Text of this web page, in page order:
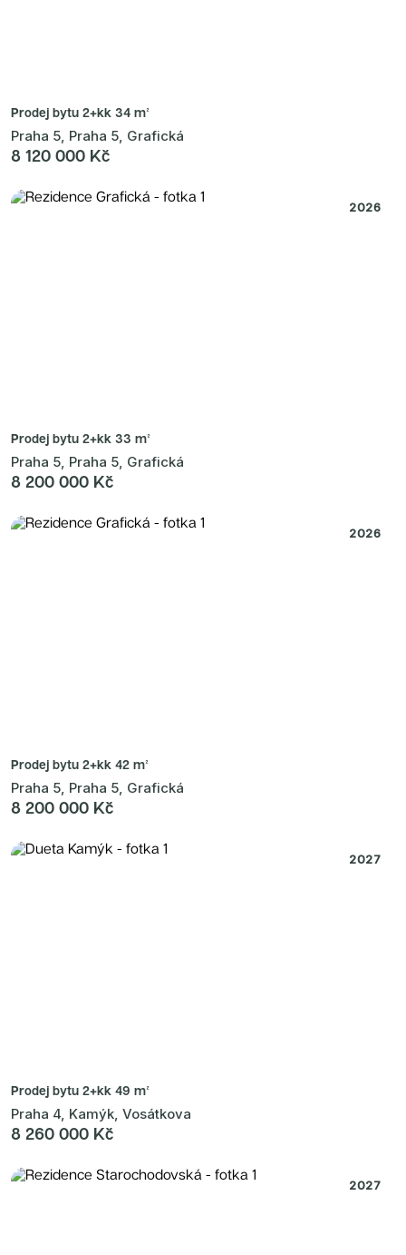
Prodej bytu 2+kk 34 m²
Praha 5, Praha 5, Grafická
8 120 000 Kč
2026
Prodej bytu 2+kk 33 m²
Praha 5, Praha 5, Grafická
8 200 000 Kč
2026
Prodej bytu 2+kk 42 m²
Praha 5, Praha 5, Grafická
8 200 000 Kč
2027
Prodej bytu 2+kk 49 m²
Praha 4, Kamýk, Vosátkova
8 260 000 Kč
2027